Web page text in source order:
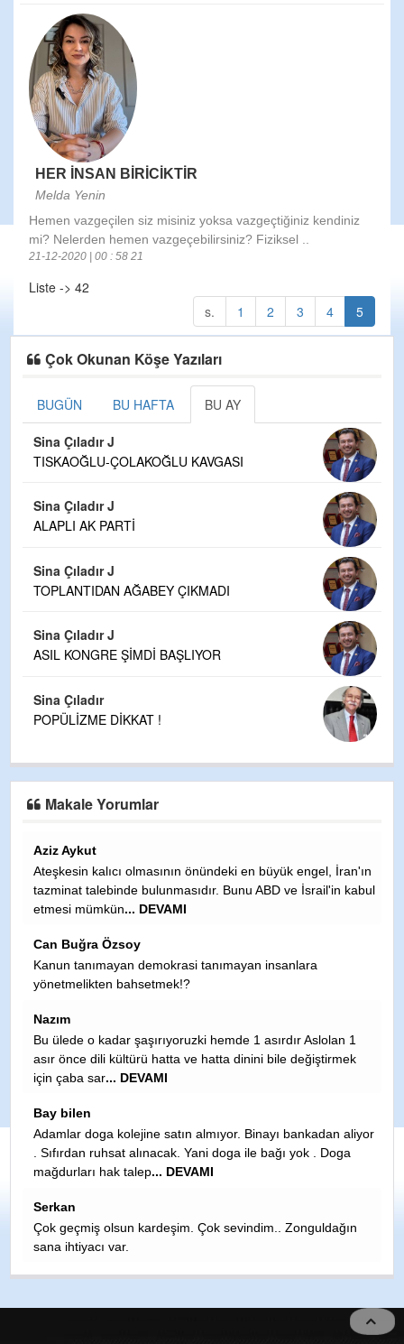
HER İNSAN BİRİCİKTİR
Melda Yenin
Hemen vazgeçilen siz misiniz yoksa vazgeçtiğiniz kendiniz
mi? Nelerden hemen vazgeçebilirsiniz? Fiziksel ..
21-12-2020 | 00 : 58 21
Liste -> 42
s.
1 2 3 4 5
Çok Okunan Köşe Yazıları
BUGÜN BU HAFTA BU AY
Sina Çıladır J
TISKAOĞLU-ÇOLAKOĞLU KAVGASI
Sina Çıladır J
ALAPLI AK PARTİ
Sina Çıladır J
TOPLANTIDAN AĞABEY ÇIKMADI
Sina Çıladır J
ASIL KONGRE ŞİMDİ BAŞLIYOR
Sina Çıladır
POPÜLİZME DİKKAT !
Makale Yorumlar
Aziz Aykut
Ateşkesin kalıcı olmasının önündeki en büyük engel, İran'ın
tazminat talebinde bulunmasıdır. Bunu ABD ve İsrail'in kabul
etmesi mümkün... DEVAMI
Can Buğra Özsoy
Kanun tanımayan demokrasi tanımayan insanlara
yönetmelikten bahsetmek!?
Nazım
Bu ülede o kadar şaşırıyoruzki hemde 1 asırdır Aslolan 1
asır önce dili kültürü hatta ve hatta dinini bile değiştirmek
için çaba sar... DEVAMI
Bay bilen
Adamlar doga kolejine satın almıyor. Binayı bankadan aliyor
. Sıfırdan ruhsat alınacak. Yani doga ile bağı yok . Doga
mağdurları hak talep... DEVAMI
Serkan
Çok geçmiş olsun kardeşim. Çok sevindim.. Zonguldağın
sana ihtiyacı var.